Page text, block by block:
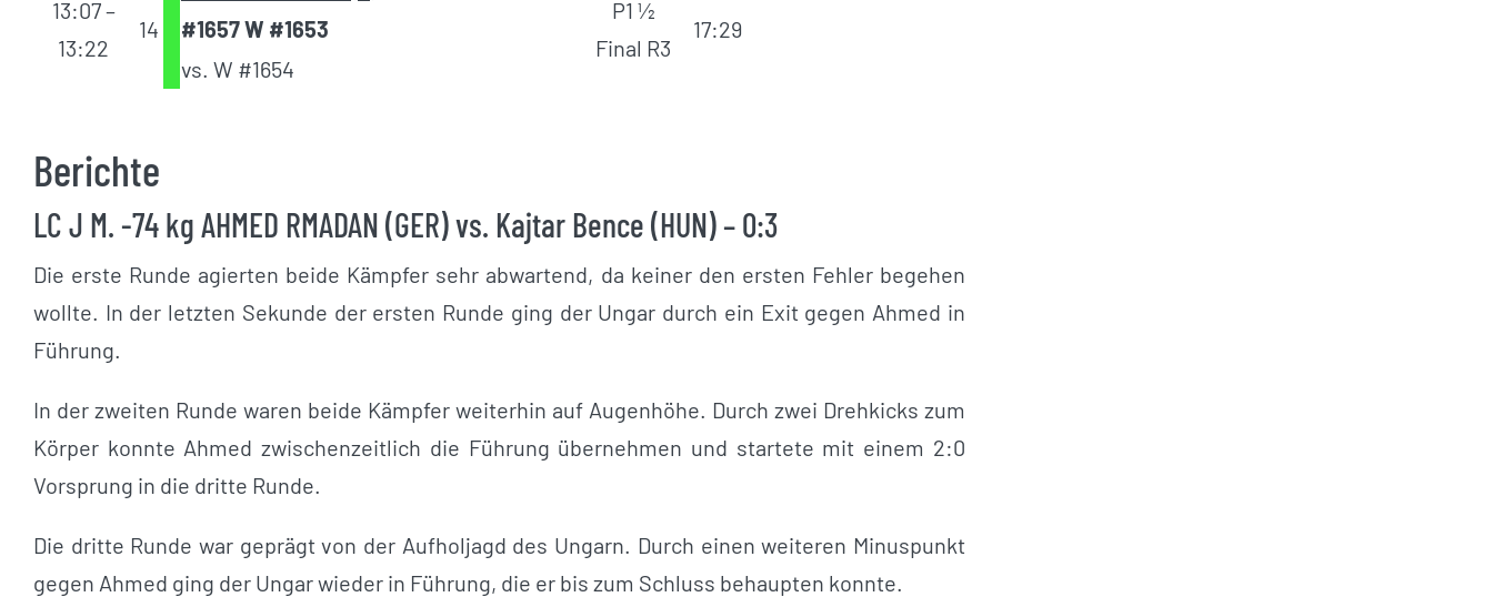
13:07 –
13:22
14
P1 ½
Final R3
#1657 W #1653
17:29
vs. W #1654
Berichte
LC J M. -74 kg AHMED RMADAN (GER) vs. Kajtar Bence (HUN) – 0:3
Die erste Runde agierten beide Kämpfer sehr abwartend, da keiner den ersten Fehler begehen
wollte. In der letzten Sekunde der ersten Runde ging der Ungar durch ein Exit gegen Ahmed in
Führung.
In der zweiten Runde waren beide Kämpfer weiterhin auf Augenhöhe. Durch zwei Drehkicks zum
Körper konnte Ahmed zwischenzeitlich die Führung übernehmen und startete mit einem 2:0
Vorsprung in die dritte Runde.
Die dritte Runde war geprägt von der Aufholjagd des Ungarn. Durch einen weiteren Minuspunkt
gegen Ahmed ging der Ungar wieder in Führung, die er bis zum Schluss behaupten konnte.